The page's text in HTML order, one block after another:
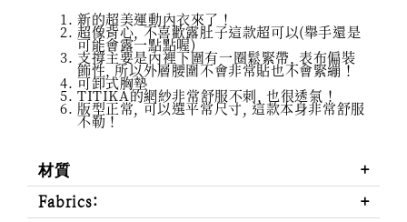
新的超美運動內衣來了！
超像背心, 不喜歡露肚子這款超可以(舉手還是
可能會露一點點喔)
支撐主要是內裡下圍有一圈鬆緊帶, 表布偏裝
飾性, 所以外層腰圍不會非常貼也不會緊繃！
可卸式胸墊
TITIKA的網紗非常舒服不刺, 也很透氣！
版型正常, 可以選平常尺寸, 這款本身非常舒服
不勒！
材質
Fabrics: